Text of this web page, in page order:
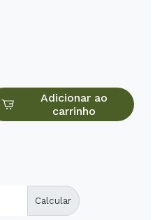
Adicionar ao
carrinho
Calcular